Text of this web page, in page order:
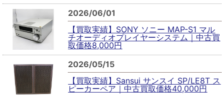
2026/06/01
【買取実績】SONY ソニー MAP-S1 マル
チオーディオプレイヤーシステム｜中古買
取価格8,000円
2026/05/15
【買取実績】Sansui サンスイ SP/LE8T ス
ピーカーペア｜中古買取価格40,000円